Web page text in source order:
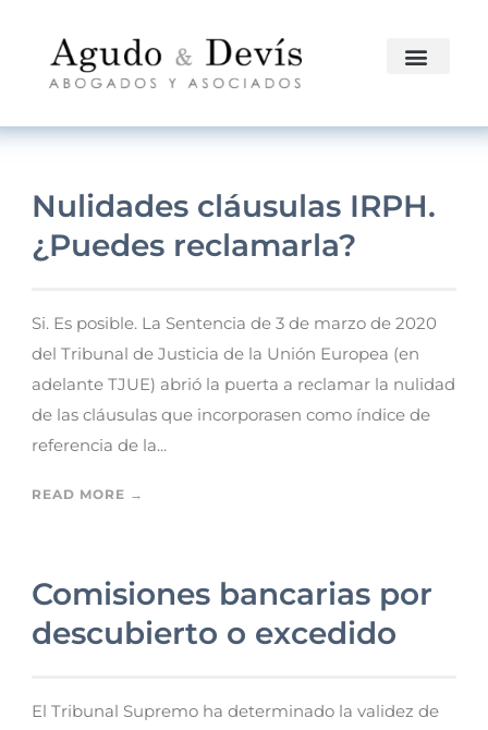
Nulidades cláusulas IRPH.
¿Puedes reclamarla?
Si. Es posible. La Sentencia de 3 de marzo de 2020
del Tribunal de Justicia de la Unión Europea (en
adelante TJUE) abrió la puerta a reclamar la nulidad
de las cláusulas que incorporasen como índice de
referencia de la...
READ MORE →
Comisiones bancarias por
descubierto o excedido
El Tribunal Supremo ha determinado la validez de